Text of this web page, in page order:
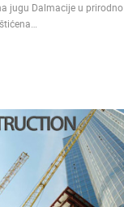
jugu Dalmacije u